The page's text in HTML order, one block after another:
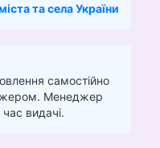
та села України
самостійно
Менеджер
видачі.